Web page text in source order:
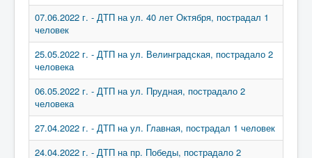
07.06.2022 г. - ДТП на ул. 40 лет Октября, пострадал 1
человек
25.05.2022 г. - ДТП на ул. Велинградская, пострадало 2
человека
06.05.2022 г. - ДТП на ул. Прудная, пострадало 2
человека
27.04.2022 г. - ДТП на ул. Главная, пострадал 1 человек
24.04.2022 г. - ДТП на пр. Победы, пострадало 2